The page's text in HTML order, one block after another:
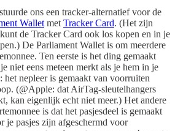
ons een tracker-alternatief voor de
Wallet met Tracker Card. (Het zijn
de Tracker Card ook los kopen en in je
De Parliament Wallet is om meerdere
Ten eerste is het ding gemaakt
niet eens meteen merkt als je hem in je
nepleer is gemaakt van voorruiten
(@Apple: dat AirTag-sleutelhangers
kan eigenlijk echt niet meer.) Het andere
is dat het pasjesdeel is gemaakt
je pasjes zijn afgeschermd voor